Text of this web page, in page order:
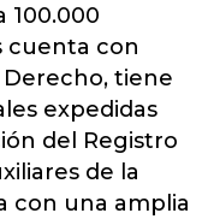
100.000
cuenta con
tiene
expedidas
del Registro
de la
con una amplia